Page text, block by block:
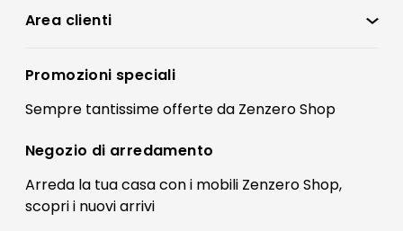
Condizioni di vendita
Preferenze Cookies
Termini e condizioni
Contatti
FAQ
Pagamenti
Area clienti
Registrati
Il mio account
Promozioni speciali
Sempre tantissimeofferteda Zenzero Shop
Negozio di arredamento
Arreda la tua casa con i mobili Zenzero Shop,
scopri i nuovi arrivi